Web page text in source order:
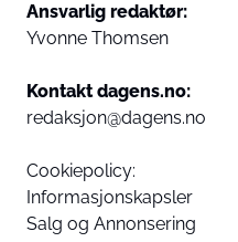
Ansvarlig redaktør:
Yvonne Thomsen
Kontakt dagens.no:
redaksjon@dagens.no
Cookiepolicy:
Informasjonskapsler
Salg og Annonsering